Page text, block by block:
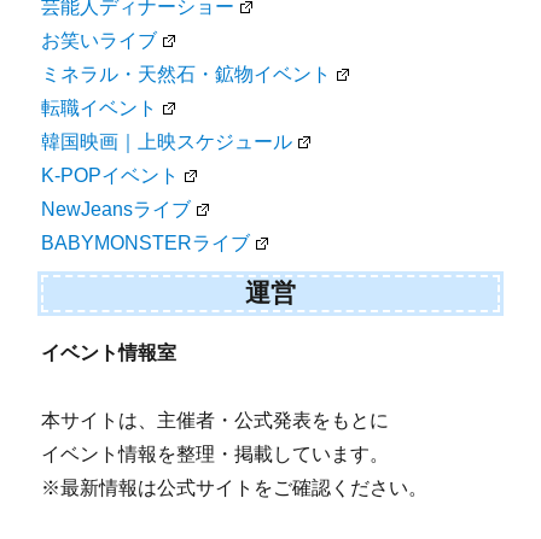
芸能人ディナーショー
お笑いライブ
ミネラル・天然石・鉱物イベント
転職イベント
韓国映画｜上映スケジュール
K-POPイベント
NewJeansライブ
BABYMONSTERライブ
運営
イベント情報室
本サイトは、主催者・公式発表をもとに
イベント情報を整理・掲載しています。
※最新情報は公式サイトをご確認ください。